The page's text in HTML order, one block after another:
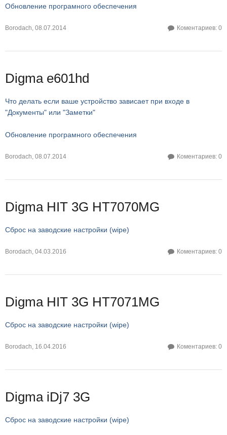
Обновление програмного обеспечения
Borodach, 08.07.2014 Коментариев: 0
Digma e601hd
Что делать если ваше устройство зависает при входе в
"Документы" или "Заметки"
Обновление програмного обеспечения
Borodach, 08.07.2014 Коментариев: 0
Digma HIT 3G HT7070MG
Сброс на заводские настройки (wipe)
Borodach, 04.03.2016 Коментариев: 0
Digma HIT 3G HT7071MG
Сброс на заводские настройки (wipe)
Borodach, 16.04.2016 Коментариев: 0
Digma iDj7 3G
Сброс на заводские настройки (wipe)